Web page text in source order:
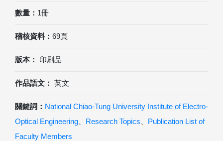
數量： 1冊
稽核資料： 69頁
版本： 印刷品
作品語文： 英文
關鍵詞： National Chiao-Tung University Institute of Electro-
Optical Engineering
Research Topics
Publication List of
Faculty Members